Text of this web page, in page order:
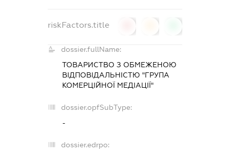
riskFactors.title
dossier.fullName:
ТОВАРИСТВО З ОБМЕЖЕНОЮ
ВІДПОВІДАЛЬНІСТЮ "ГРУПА
КОМЕРЦІЙНОЇ МЕДІАЦІЇ"
dossier.opfSubType:
-
dossier.edrpo: